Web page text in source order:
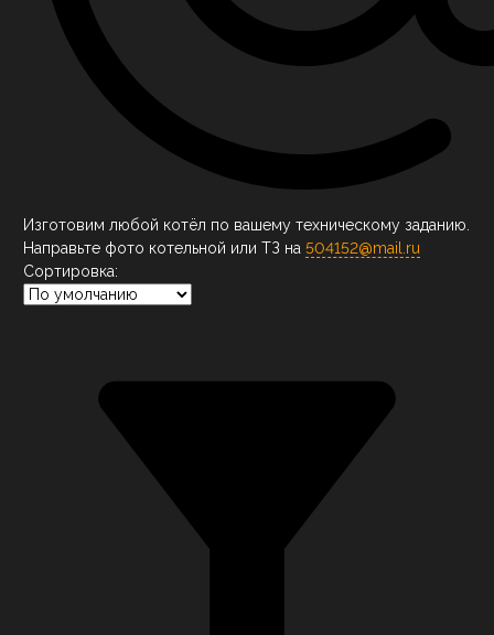
Изготовим любой котёл по вашему техническому заданию.
Направьте фото котельной или ТЗ на 504152@mail.ru
Сортировка: